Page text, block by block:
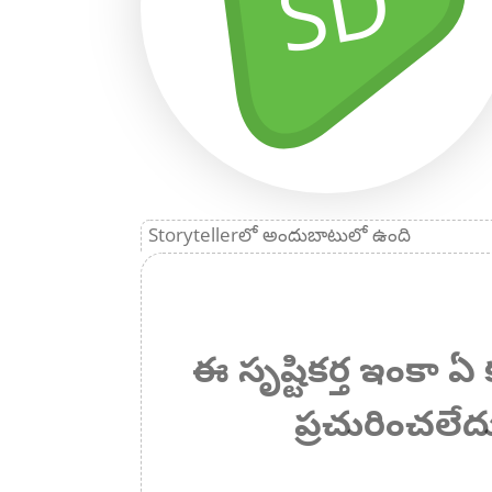
Storytellerలో అందుబాటులో ఉంది
ఈ సృష్టికర్త ఇంకా